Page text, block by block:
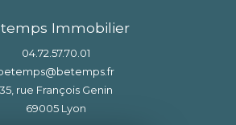
Immobilier
04.72.57.70.01
35, rue François Genin
69005
lyon